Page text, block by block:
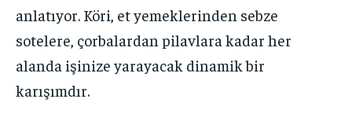
anlatıyor. Köri, et yemeklerinden sebze
sotelere, çorbalardan pilavlara kadar her
alanda işinize yarayacak dinamik bir
karışımdır.